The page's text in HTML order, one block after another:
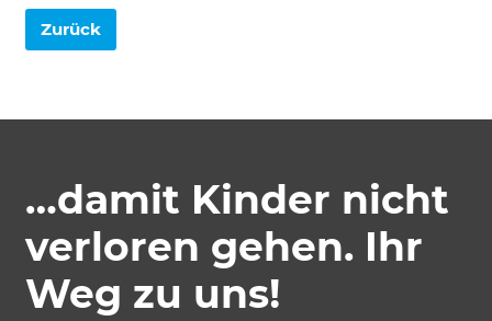
Zurück
…damit Kinder nicht
verloren gehen. Ihr
Weg zu uns!
Akzeptieren Speichern Ablehnen
Impressum Datenschutz